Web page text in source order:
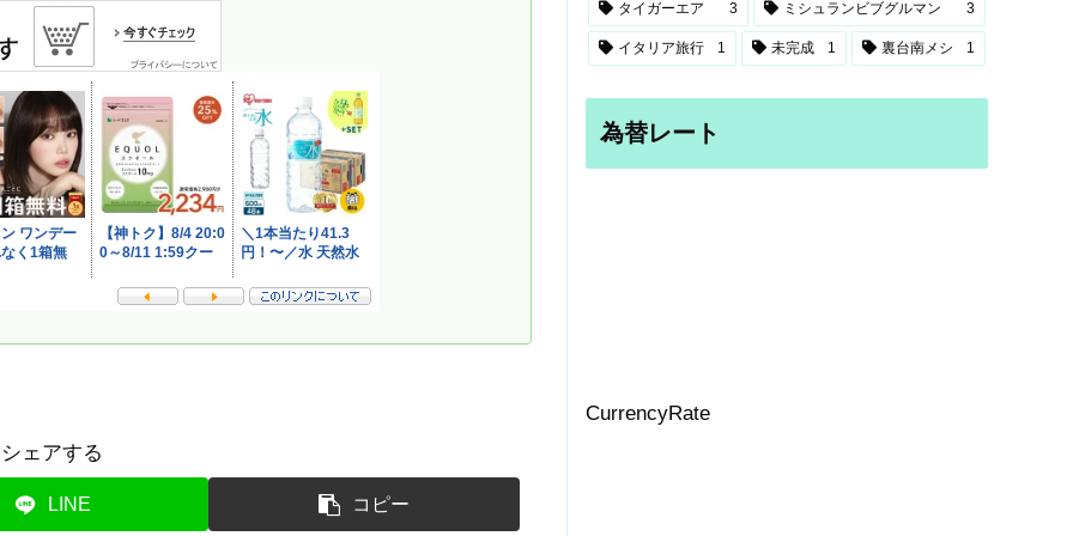
シェアする
LINE コピー
タイガーエア 3 ミシュランビブグルマン 3
イタリア旅行 1 未完成 1 裏台南メシ 1
為替レート
CurrencyRate